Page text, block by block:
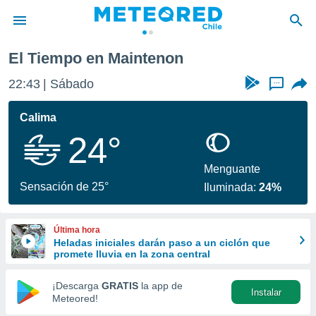
de
por
que se
calidad.
a este
las
y
forma
digital
basada
El Tiempo en Maintenon
22:43 Sábado ...
Calima
24°
Sensación de 25°
Menguante
Iluminada:24%
Última hora
Heladas iniciales darán paso a un ciclón que
promete lluvia en la zona central
¡Descarga GRATIS la app de
Meteored!
Instalar